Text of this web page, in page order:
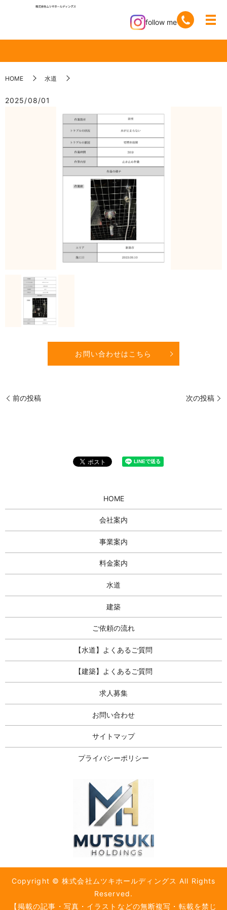
follow me
HOME 水道
2025/08/01
お問い合わせはこちら
前の投稿 次の投稿
HOME
会社案内
事業案内
料金案内
水道
建築
ご依頼の流れ
【水道】よくあるご質問
【建築】よくあるご質問
求人募集
お問い合わせ
サイトマップ
プライバシーポリシー
Copyright © 株式会社ムツキホールディングス All Rights
Reserved.
【掲載の記事・写真・イラストなどの無断複写・転載を禁じ